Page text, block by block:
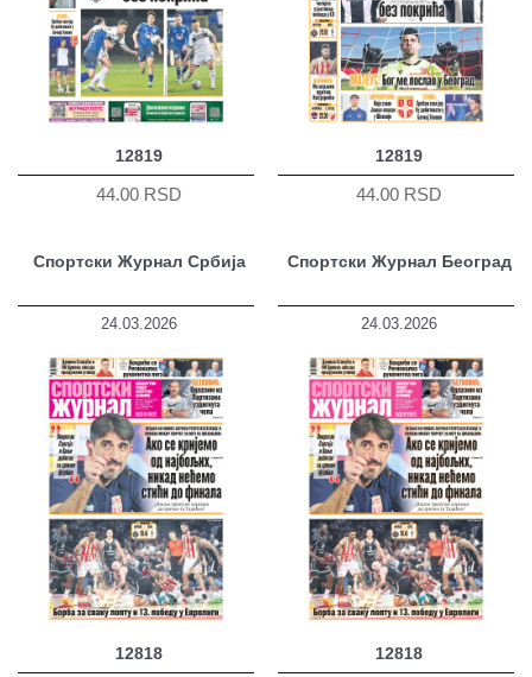
12819
44.00 RSD
12819
44.00 RSD
Спортски Журнал Србија
24.03.2026
12818
Спортски Журнал Београд
24.03.2026
12818